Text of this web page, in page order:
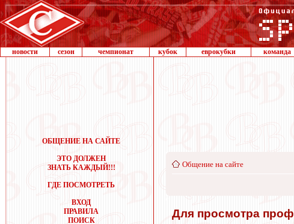
новости сезон чемпионат кубок еврокубки команда
ОБЩЕНИЕ НА САЙТЕ
ЭТО ДОЛЖЕН
ЗНАТЬ КАЖДЫЙ!!!
ГДЕ ПОСМОТРЕТЬ
ВХОД
ПРАВИЛА
ПОИСК
Общение на сайте
Для просмотра